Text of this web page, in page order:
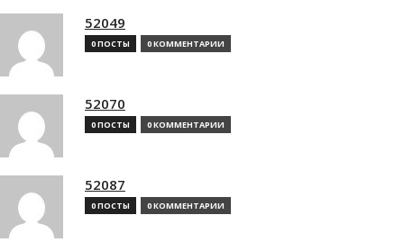
52049
0 ПОСТЫ 0 КОММЕНТАРИИ
52070
0 ПОСТЫ 0 КОММЕНТАРИИ
52087
0 ПОСТЫ 0 КОММЕНТАРИИ